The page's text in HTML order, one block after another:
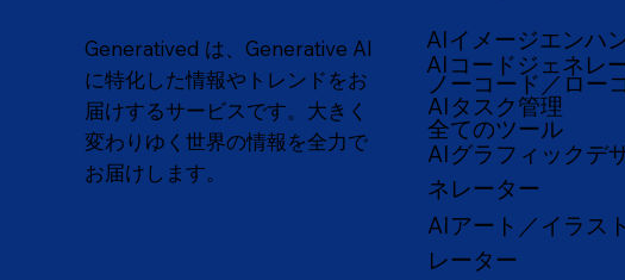
AIイメージエンハ
AIコードジェネレ
AIタスク管理
ノーコード／ロー
AIグラフィックデ
ネレーター
AIアート／イラス
レーター
全てのツール
Generatived は、Generative AI
に特化した情報やトレンドをお
届けするサービスです。大きく
変わりゆく世界の情報を全力で
お届けします。